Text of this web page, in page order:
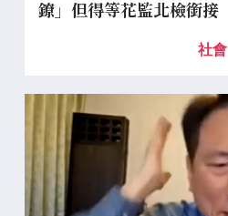
鐐」但得等花監北檢銜接
社會